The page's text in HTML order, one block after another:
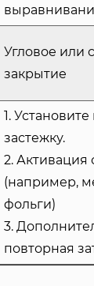
Угловое или
закрытие
1.
застежку.
2. Активация
(например,
фольги)
3.
повторная